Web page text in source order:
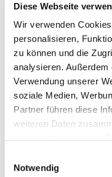
Diese Webseite
Wir verwenden
personalisieren,
zu können und die
analysieren.
Verwendung unserer
soziale Medien,
Partner führen diese
weiteren Daten
Notwendig
Freitag, 28.
19:30 Uhr
Rödinghausen
CVJM